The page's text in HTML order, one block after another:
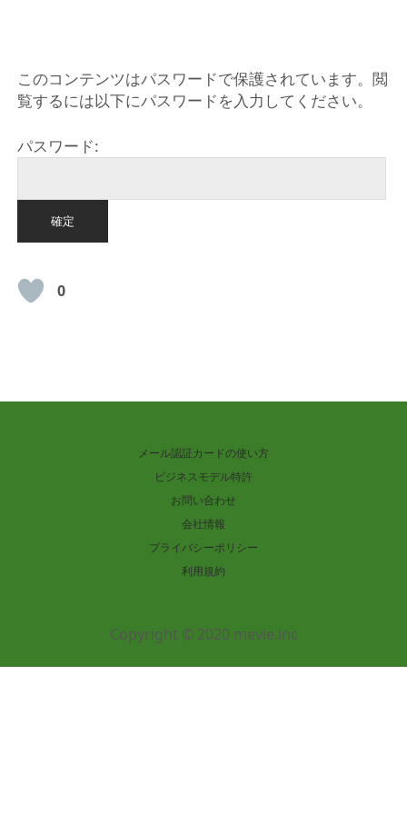
このコンテンツはパスワードで保護されています。閲
覧するには以下にパスワードを入力してください。
パスワード:
0
メール認証カードの使い方
ビジネスモデル特許
お問い合わせ
会社情報
プライバシーポリシー
利用規約
Copyright © 2020 mevie.inc